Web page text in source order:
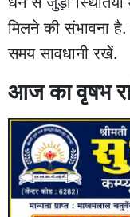
मिलने की संभावना
समय सावधानी रखें.
आज का वृषभ